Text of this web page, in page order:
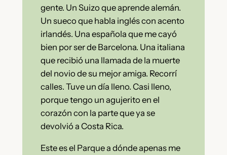
gente. Un Suizo que aprende alemán.
Un sueco que habla inglés con acento
irlandés. Una española que me cayó
bien por ser de Barcelona. Una italiana
que recibió una llamada de la muerte
del novio de su mejor amiga. Recorrí
calles. Tuve un día lleno. Casi lleno,
porque tengo un agujerito en el
corazón con la parte que ya se
devolvió a Costa Rica.
Este es el Parque a dónde apenas me